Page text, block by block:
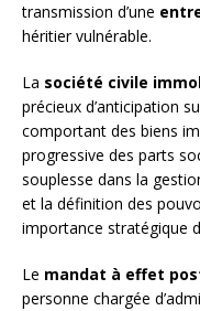
transmission d’une
héritier vulnérable.
La société civile
précieux d’anticipation
comportant des biens
progressive des parts
souplesse dans la
et la définition des
importance stratégique
Le mandat à effet
personne chargée